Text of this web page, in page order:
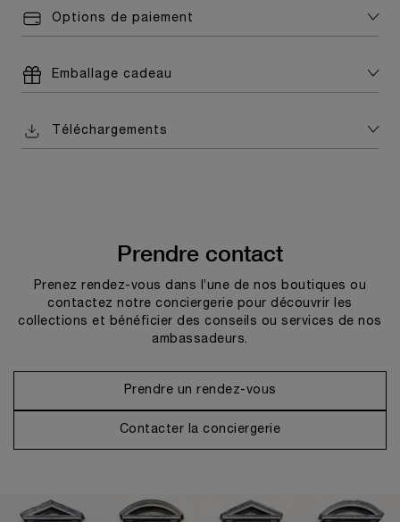
Options de paiement
Emballage cadeau
Téléchargements
Prendre contact
Prenez rendez-vous dans l’une de nos boutiques ou
contactez notre conciergerie pour découvrir les
collections et bénéficier des conseils ou services de nos
ambassadeurs.
Prendre un rendez-vous
Contacter la conciergerie